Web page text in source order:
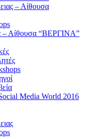
– Αίθουσα
– Αίθουσα “ΒΕΡΓΙΝΑ”
Media World 2016